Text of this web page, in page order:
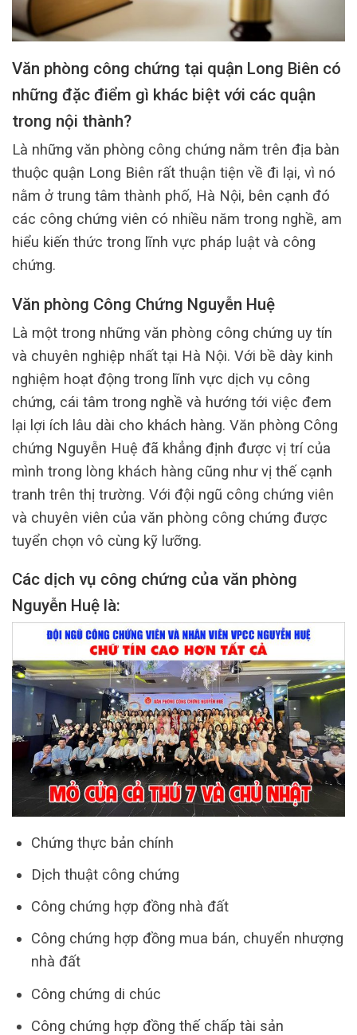
Văn phòng công chứng tại quận Long Biên có
những đặc điểm gì khác biệt với các quận
trong nội thành?
Là những văn phòng công chứng nằm trên địa bàn
thuộc quận Long Biên rất thuận tiện về đi lại, vì nó
nằm ở trung tâm thành phố, Hà Nội, bên cạnh đó
các công chứng viên có nhiều năm trong nghề, am
hiểu kiến thức trong lĩnh vực pháp luật và công
chứng.
Văn phòng Công Chứng Nguyễn Huệ
Là một trong những văn phòng công chứng uy tín
và chuyên nghiệp nhất tại Hà Nội. Với bề dày kinh
nghiệm hoạt động trong lĩnh vực dịch vụ công
chứng, cái tâm trong nghề và hướng tới việc đem
lại lợi ích lâu dài cho khách hàng. Văn phòng Công
chứng Nguyễn Huệ đã khẳng định được vị trí của
mình trong lòng khách hàng cũng như vị thế cạnh
tranh trên thị trường. Với đội ngũ công chứng viên
và chuyên viên của văn phòng công chứng được
tuyển chọn vô cùng kỹ lưỡng.
Các dịch vụ công chứng của văn phòng
Nguyễn Huệ là:
Chứng thực bản chính
Dịch thuật công chứng
Công chứng hợp đồng nhà đất
Công chứng hợp đồng mua bán, chuyển nhượng
nhà đất
Công chứng di chúc
Công chứng hợp đồng thế chấp tài sản